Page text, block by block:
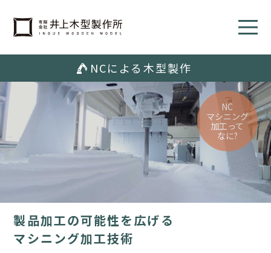
NCによる木型製作
製品加工の可能性を広げる
マシニング加工技術
NC
マシニング
加工って
なに?